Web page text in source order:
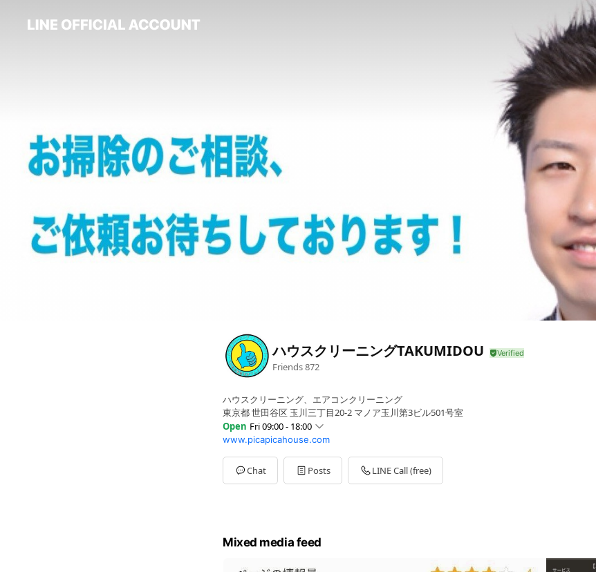
ハウスクリーニングTAKUMIDOU
Friends872
ハウスクリーニング、エアコンクリーニング
東京都 世田谷区 玉川三丁目20-2 マノア玉川第3ビル501号室
Open Fri 09:00 - 18:00
Sun09:00 - 18:00
Mon09:00 - 18:00
Tue09:00 - 18:00
Wed09:00 - 18:00
www.picapicahouse.com
Chat Posts LINE Call (free)
Mixed media feed